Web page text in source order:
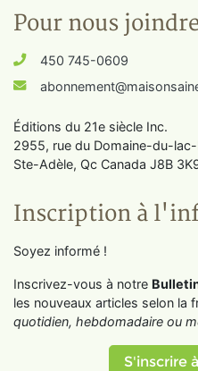
Pour nous
450 745-0609
Éditions du 21e siècle Inc.
2955, rue du Domaine-du-
Ste-Adèle, Qc Canada J8B
Inscription à
Soyez informé !
Inscrivez-vous à notre
les nouveaux articles selon la
quotidien, hebdomadaire ou
S'inscrire